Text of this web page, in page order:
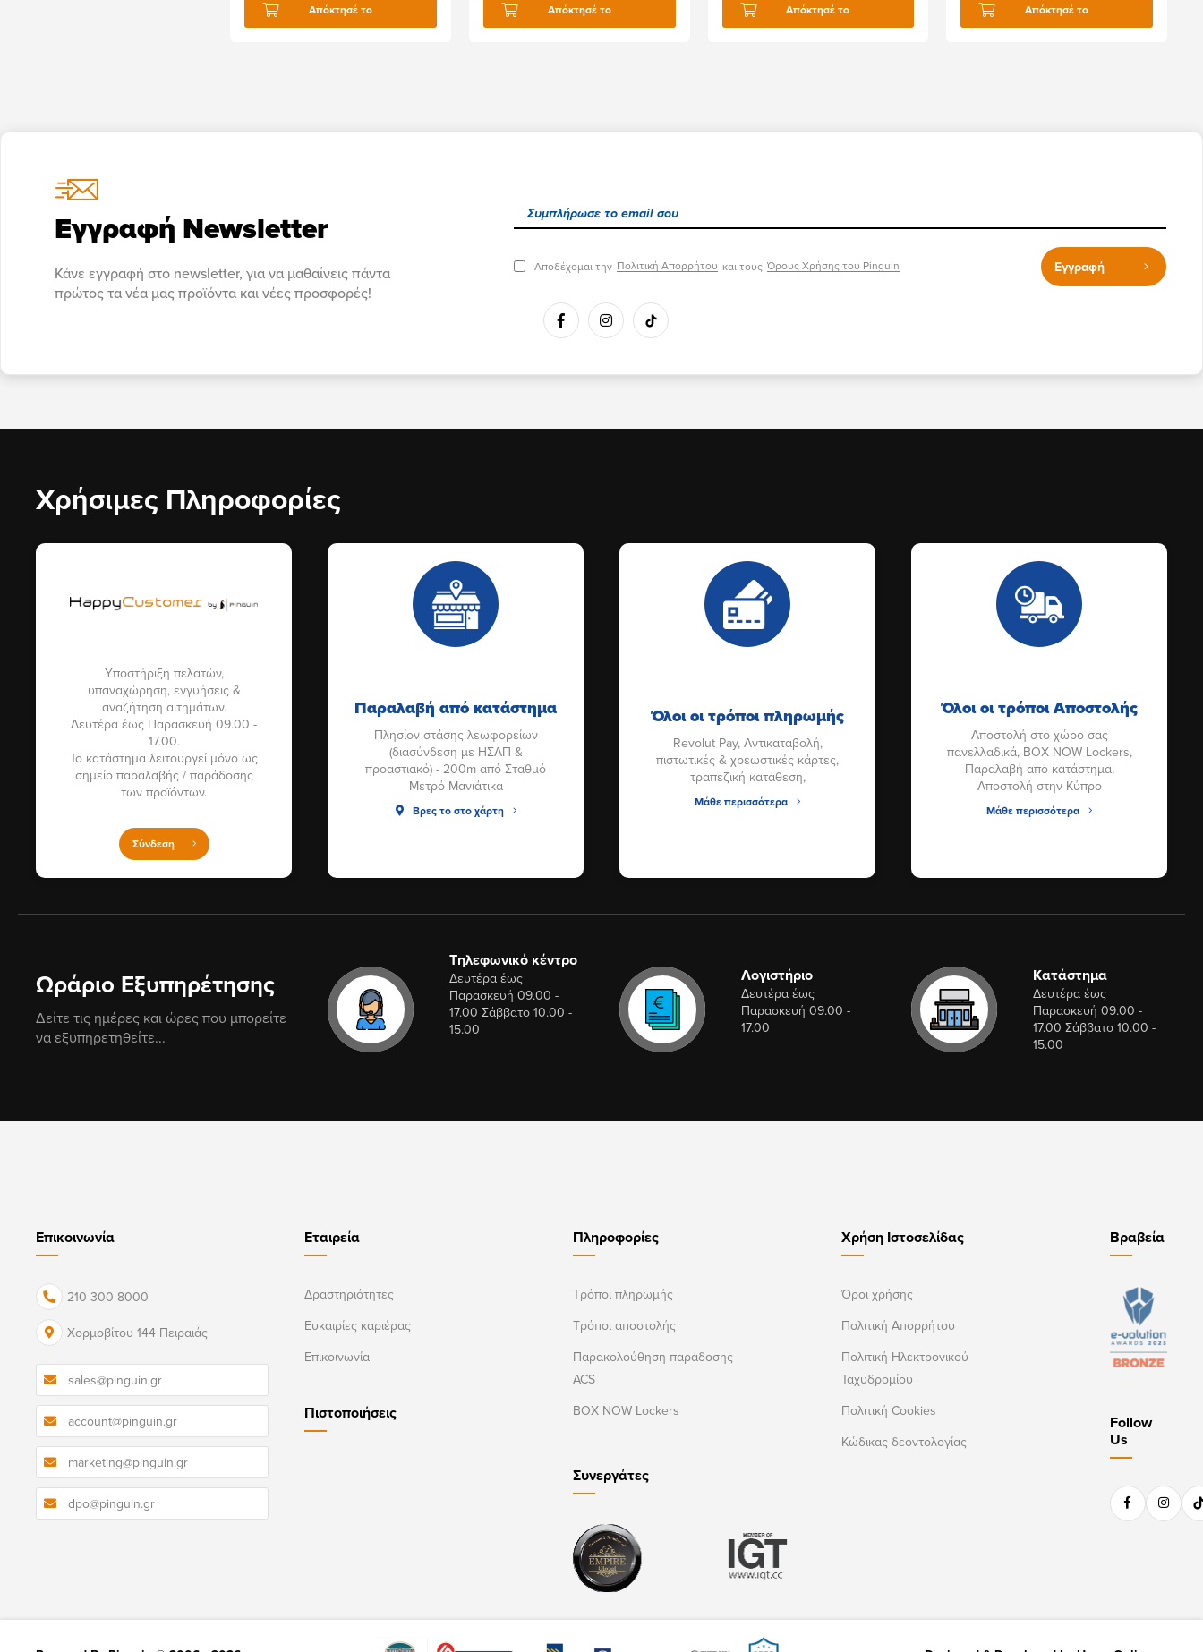
Απόκτησέ το Απόκτησέ το Απόκτησέ το Απόκτησέ το
Εγγραφή Newsletter
Κάνε εγγραφή στο newsletter, για να μαθαίνεις πάντα
πρώτος τα νέα μας προϊόντα και νέες προσφορές!
Αποδέχομαι την Πολιτική Απορρήτου και τους Όρους Χρήσης του Pinguin Εγγραφή
Χρήσιμες Πληροφορίες
Υποστήριξη πελατών,
υπαναχώρηση, εγγυήσεις &
αναζήτηση αιτημάτων.
Δευτέρα έως Παρασκευή 09.00 -
17.00.
Το κατάστημα λειτουργεί μόνο ως
σημείο παραλαβής / παράδοσης
των προϊόντων.
Σύνδεση
Παραλαβή από κατάστημα
Πλησίον στάσης λεωφορείων
(διασύνδεση με ΗΣΑΠ &
προαστιακό) - 200m από Σταθμό
Μετρό Μανιάτικα
Βρες το στο χάρτη
Όλοι οι τρόποι πληρωμής
Revolut Pay, Αντικαταβολή,
πιστωτικές & χρεωστικές κάρτες,
τραπεζική κατάθεση,
Μάθε περισσότερα
Όλοι οι τρόποι Αποστολής
Αποστολή στο χώρο σας
πανελλαδικά, BOX NOW Lockers,
Παραλαβή από κατάστημα,
Αποστολή στην Κύπρο
Μάθε περισσότερα
Ωράριο Εξυπηρέτησης
Δείτε τις ημέρες και ώρες που μπορείτε
να εξυπηρετηθείτε...
Τηλεφωνικό κέντρο
Δευτέρα έως
Παρασκευή 09.00 -
17.00 Σάββατο 10.00 -
15.00
Λογιστήριο
Δευτέρα έως
Παρασκευή 09.00 -
17.00
Κατάστημα
Δευτέρα έως
Παρασκευή 09.00 -
17.00 Σάββατο 10.00 -
15.00
Επικοινωνία
210 300 8000
Χορμοβίτου 144 Πειραιάς
sales@pinguin.gr
account@pinguin.gr
marketing@pinguin.gr
dpo@pinguin.gr
Εταιρεία
Δραστηριότητες
Ευκαιρίες καριέρας
Επικοινωνία
Πιστοποιήσεις
Πληροφορίες
Τρόποι πληρωμής
Τρόποι αποστολής
Παρακολούθηση παράδοσης
ACS
BOX NOW Lockers
Συνεργάτες
Χρήση Ιστοσελίδας
Όροι χρήσης
Πολιτική Απορρήτου
Πολιτική Ηλεκτρονικού
Ταχυδρομίου
Πολιτική Cookies
Κώδικας δεοντολογίας
Βραβεία
Follow
Us